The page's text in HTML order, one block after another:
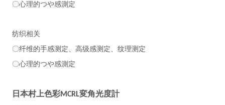
〇心理的つや感測定
纺织相关
〇纤维的手感测定、高级感测定、纹理测定
〇心理的つや感測定
日本村上色彩MCRL変角光度計